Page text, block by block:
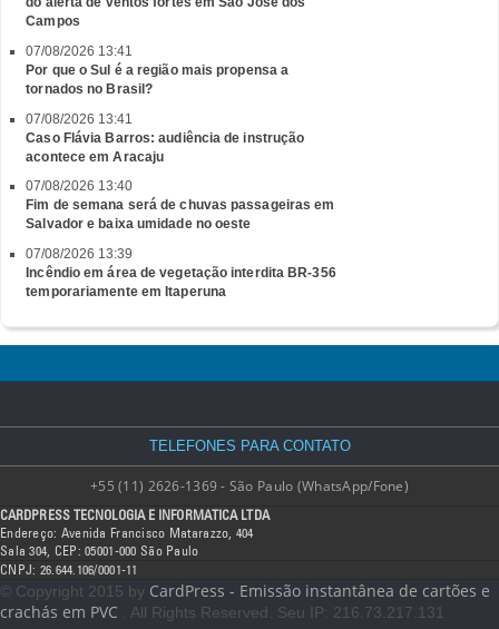
Campos
07/08/2026 13:41
Por que o Sul é a região mais propensa a
tornados no Brasil?
07/08/2026 13:41
Caso Flávia Barros: audiência de instrução
acontece em Aracaju
07/08/2026 13:40
Fim de semana será de chuvas passageiras em
Salvador e baixa umidade no oeste
07/08/2026 13:39
Incêndio em área de vegetação interdita BR-356
temporariamente em Itaperuna
TELEFONES PARA CONTATO
+55 (11) 2626-1369 - São Paulo (WhatsApp/Fone)
CARDPRESS TECNOLOGIA E INFORMATICA LTDA
Endereço: Avenida Francisco Matarazzo, 404
Sala 304, CEP: 05001-000 São Paulo
CNPJ: 26.644.106/0001-11
© Copyright 2015 by CardPress - Emissão instantânea de cartões e
crachás em PVC . All Rights Reserved. Seu IP: 216.73.217.131